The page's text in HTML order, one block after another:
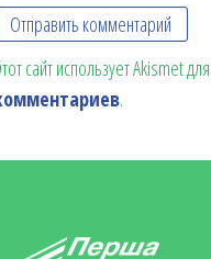
сайт использует Akismet
.